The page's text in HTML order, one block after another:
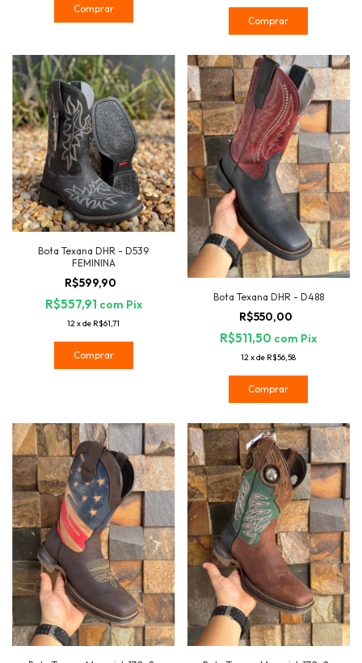
Comprar
Comprar
Bota Texana DHR - D539
FEMININA
R$599,90
R$557,91 com Pix
12 xde R$61,71
Comprar
Bota Texana DHR - D488
R$550,00
R$511,50 com Pix
12xde R$56,58
Comprar